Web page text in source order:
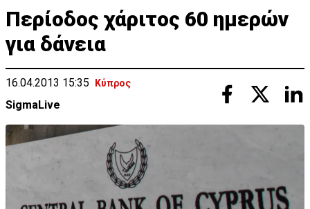
Περίοδος χάριτος 60 ημερών
για δάνεια
16.04.2013 15:35 Κύπρος
SigmaLive